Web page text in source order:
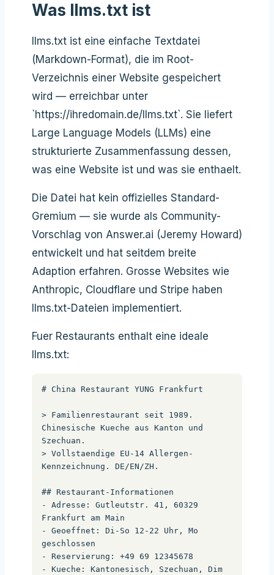
Was llms.txt ist
llms.txt ist eine einfache Textdatei
(Markdown-Format), die im Root-
Verzeichnis einer Website gespeichert
wird — erreichbar unter
`https://ihredomain.de/llms.txt`. Sie liefert
Large Language Models (LLMs) eine
strukturierte Zusammenfassung dessen,
was eine Website ist und was sie enthaelt.
Die Datei hat kein offizielles Standard-
Gremium — sie wurde als Community-
Vorschlag von Answer.ai (Jeremy Howard)
entwickelt und hat seitdem breite
Adaption erfahren. Grosse Websites wie
Anthropic, Cloudflare und Stripe haben
llms.txt-Dateien implementiert.
Fuer Restaurants enthalt eine ideale
llms.txt:
# China Restaurant YUNG Frankfurt
> Familienrestaurant seit 1989.
Chinesische Kueche aus Kanton und
Szechuan.
> Vollstaendige EU-14 Allergen-
Kennzeichnung. DE/EN/ZH.
## Restaurant-Informationen
- Adresse: Gutleutstr. 41, 60329
Frankfurt am Main
- Geoeffnet: Di-So 12-22 Uhr, Mo
geschlossen
- Reservierung: +49 69 12345678
- Kueche: Kantonesisch, Szechuan, Dim